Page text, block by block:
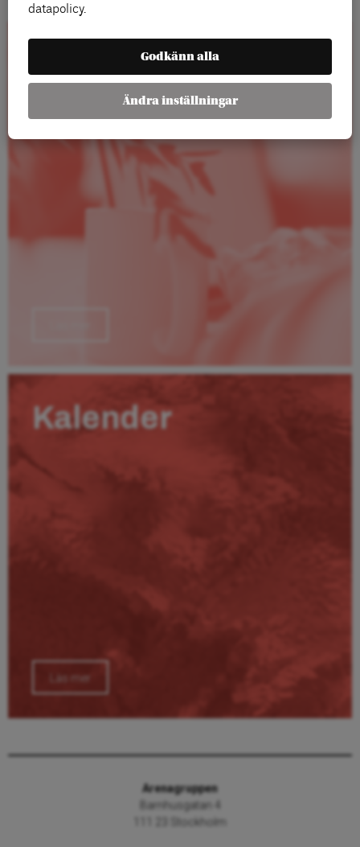
Rapporter
Kalender
Läs mer
Arenagruppen
Barnhusgatan 4
111 23 Stockholm
datapolicy.
Godkänn alla
Ändra inställningar